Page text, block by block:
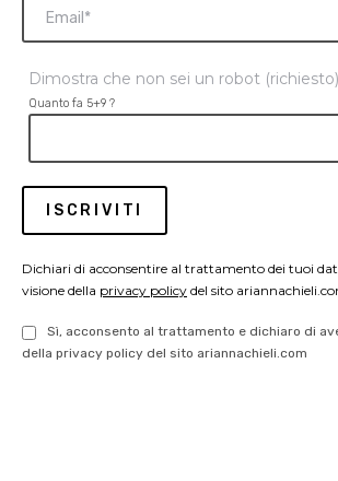
Dimostra che non sei un robot (richiesto)
Quanto fa 5+9 ?
Dichiari di acconsentire al trattamento dei tuoi
visione della privacy policy del sito
Sì, acconsento al trattamento e dichiaro di
della privacy policy del sito ariannachieli.com